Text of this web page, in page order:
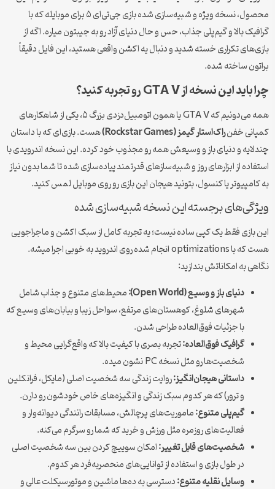
محصول، نسخه ویژه و شبیه‌سازی شده بازی جی‌تی‌ای ۵ برای موبایله که با
گرافیک بالا و گیم‌پلی جذاب، حس و حال دنیای آزاد رو به جیبتون میاره. اگه از
بازی‌های تکراری خسته شدید و دنبال یه اکشن واقعی هستید، این فایل دقیقاً
براتون ساخته شده.
چرا باید این نسخه از GTA V رو تجربه کنید؟
همه می‌دونیم که GTA V یا همون اتومبیل‌دزدی بزرگ ۵، یکی از شاهکارهای
کمپانی خفنراک‌استار گیمز (Rockstar Games)
هست. بازی‌ای که با داستان
چندلایه و دنیای باز و وسیعش همه رو مجذوب خود کرده. این نسخه اندرویدی با
استفاده از ابزارهای روز و شبیه‌سازهای قدرتمند پیاده‌سازی شده تا شما بدون نیاز
به کامپیوتر یا کنسول، بتونید هیجان این بازی رو روی موبایل لمس کنید.
ویژگی‌های برجسته این نسخه شبیه‌سازی شده
این بازی فقط یک کپی ساده نیست؛ یه تجربه کامل از سبک اکشن و ماجراجویی
هست که با optimizations انجام شده روی اندروید به خوبی اجرا میشه.
نگاهی به امکاناتش بندازید:
دنیای باز و وسیع (Open World):
محیط‌های متنوع و جذاب شامل
شهرهای شلوغ، کوهستان‌های مرتفع، سواحل زیبا و بیابان‌های وسیع که
با جزئیات فوق‌العاده طراحی شدن.
گرافیک فوق‌العاده:تجربه بصری با کیفیت بالا که واقع‌گرایی محیط و
شخصیت‌ها رو مثل نسخه PC نشون میده.
داستانی هیجان‌انگیز:روایت زندگی سه شخصیت اصلی (مایکل، فرانکلین
و ترور) که هر کدوم سبک زندگی و انگیزه‌های خاص خودشون رو دارن.
گیم‌پلی متنوع:ماموریت‌های پرچالش، مسابقات رانندگی دیوانه‌وار و
فعالیت‌های روزمره مثل ورزش و خرید که شما رو سرگرم می‌کنه.
شخصیت‌های قابل تغییر:امکان سوییچ کردن بین سه شخصیت اصلی
در طول بازی و استفاده از توانایی‌های منحصر‌به‌فرد هر کدوم.
وسایل نقلیه متنوع:دسترسی به ده‌ها ماشین و موتورسیکلت عالی و